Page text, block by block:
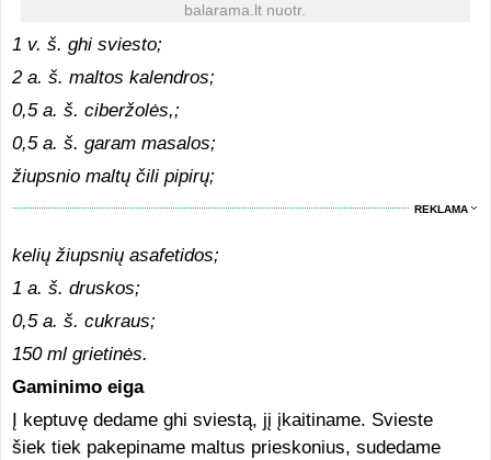
balarama.lt nuotr.
1 v. š. ghi sviesto;
2 a. š. maltos kalendros;
0,5 a. š. ciberžolės,;
0,5 a. š. garam masalos;
žiupsnio maltų čili pipirų;
REKLAMA
kelių žiupsnių asafetidos;
1 a. š. druskos;
0,5 a. š. cukraus;
150 ml grietinės.
Gaminimo eiga
Į keptuvę dedame ghi sviestą, jį įkaitiname. Svieste
šiek tiek pakepiname maltus prieskonius, sudedame